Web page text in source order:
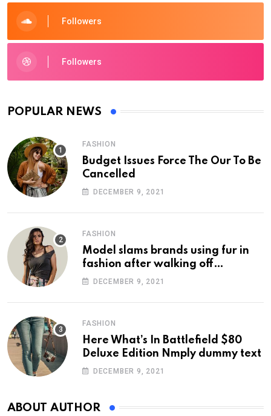
Followers
Followers
POPULAR NEWS
FASHION
Budget Issues Force The Our To Be
Cancelled
DECEMBER 9, 2021
FASHION
Model slams brands using fur in
fashion after walking off
photoshoot
DECEMBER 9, 2021
FASHION
Here What’s In Battlefield $80
Deluxe Edition Nmply dummy text
DECEMBER 9, 2021
ABOUT AUTHOR